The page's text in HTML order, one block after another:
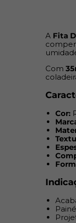
A Fita
Com
Cor: